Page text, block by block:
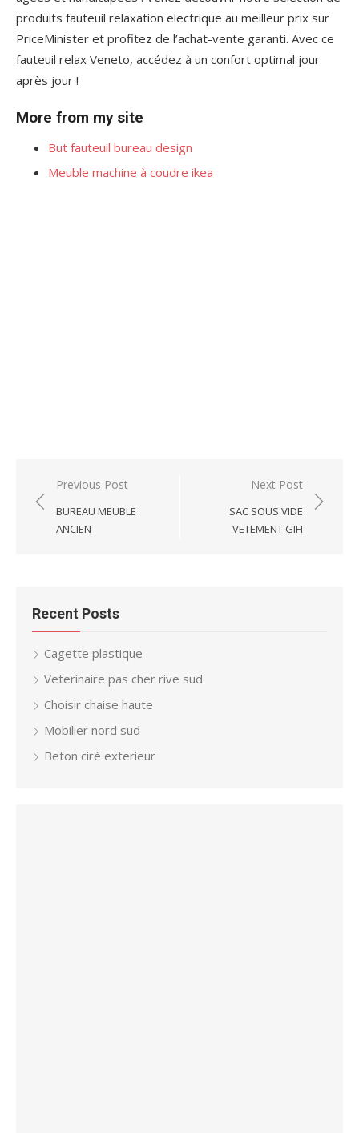
produits fauteuil relaxation electrique au meilleur prix sur
PriceMinister et profitez de l’achat-vente garanti. Avec ce
fauteuil relax Veneto, accédez à un confort optimal jour
après jour !
More from my site
But fauteuil bureau design
Meuble machine à coudre ikea
Post
navigation
Previous Post
BUREAU MEUBLE
ANCIEN
Next Post
SAC SOUS VIDE
VETEMENT GIFI
Recent Posts
Cagette plastique
Veterinaire pas cher rive sud
Choisir chaise haute
Mobilier nord sud
Beton ciré exterieur